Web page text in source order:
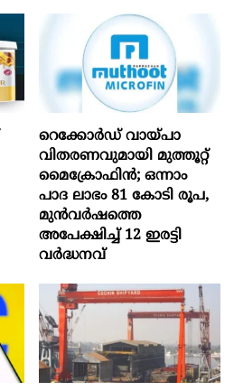
റെക്കോർഡ് വായ്പാ
വിതരണവുമായി മുത്തൂറ്റ്
മൈക്രോഫിൻ; ഒന്നാം
പാദ ലാഭം 81 കോടി രൂപ,
മുൻവർഷത്തെ
അപേക്ഷിച്ച് 12 ഇരട്ടി
വർദ്ധനവ്